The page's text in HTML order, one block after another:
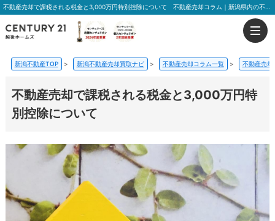
不動産売却で課税される税金と3,000万円特別控除について 不動産売却コラム｜新潟県内の不動産売却、買取はおうちの売却プラス越後ホームズ
新潟不動産TOP > 新潟不動産売却買取ナビ > 不動産売却コラム一覧 > 不動産売却
不動産売却で課税される税金と3,000万円特
別控除について